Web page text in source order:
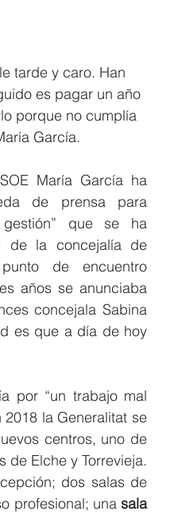
tarde y caro. Han
es pagar un año
porque no cumplía
García.
María García ha
de prensa para
que se ha
de la concejalía de
de encuentro
años se anunciaba
concejala Sabina
es que a día de hoy
por “un trabajo mal
la Generalitat se
centros, uno de
de Elche y Torrevieja.
dos salas de
profesional; una sala